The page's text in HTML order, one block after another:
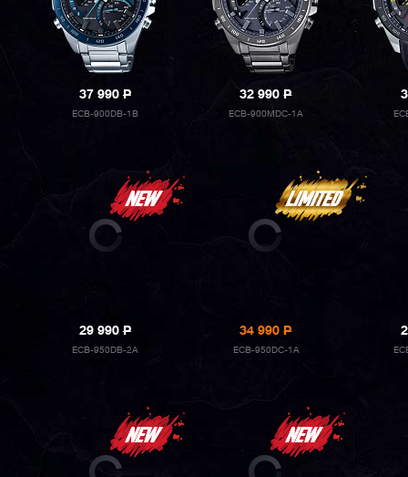
37 990P
ECB-900DB-1B
32 990P
ECB-900MDC-1A
29 990P
ECB-950DB-2A
34 990P
ECB-950DC-1A